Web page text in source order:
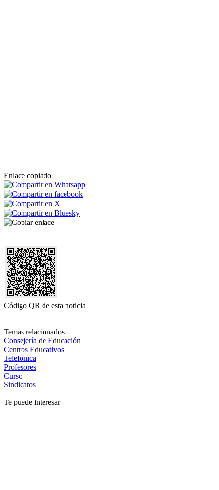
Enlace copiado
Código QR de esta noticia
Temas relacionados
Consejería de Educación
Centros Educativos
Telefónica
Profesores
Curso
Sindicatos
Te puede interesar